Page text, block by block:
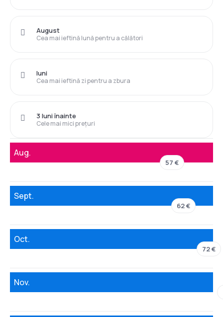
Cea mai ieftină lună pentru a călători
August
Cea mai ieftină zi pentru a zbura
luni
Cele mai mici prețuri
3 luni înainte
Aug.
57 €
Sept.
62 €
Oct.
72 €
Nov.